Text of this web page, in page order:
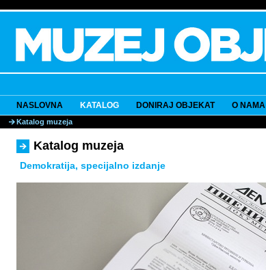
NASLOVNA KATALOG DONIRAJ OBJEKAT O NAMA
Katalog muzeja
Katalog muzeja
Demokratija, specijalno izdanje